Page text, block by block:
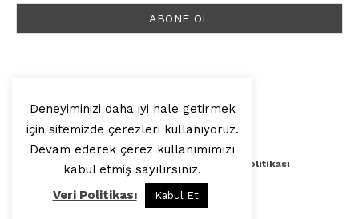
© 2025, Artilop
Künye Yazar Başvurusu Veri Politikası
Yukarı Çık
Deneyiminizi daha iyi hale getirmek
için sitemizde çerezleri kullanıyoruz.
Devam ederek çerez kullanımımızı
kabul etmiş sayılırsınız.
Veri Politikası
Kabul Et